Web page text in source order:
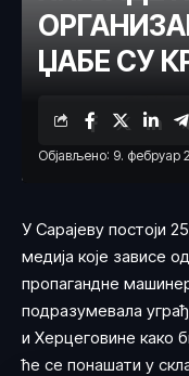
ЏАБЕ СУ
Објављено: 9. фебруар
У Сарајеву постоји
медија које зависе
пропагандне
подразумевала
и Херцеговине како
ће се понашати у